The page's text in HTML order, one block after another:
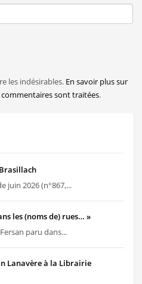
les indésirables. En savoir plus sur
sont traitées.
juin 2026 (n°867,...
les (noms de) rues… »
paru dans...
Lanavère à la Librairie